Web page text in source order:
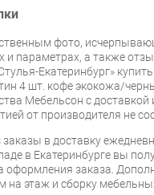
фото,
и параметрах, а также
Екатеринбург»
4 шт. кофе экокожа/
Мебельсон с доставкой
от производителя не
в доставку
в Екатеринбурге вы
оформления заказа.
на этаж и сборку